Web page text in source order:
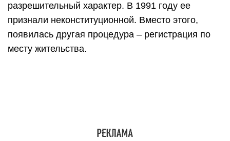
разрешительный характер. В 1991 году ее
признали неконституционной. Вместо этого,
появилась другая процедура – регистрация по
месту жительства.